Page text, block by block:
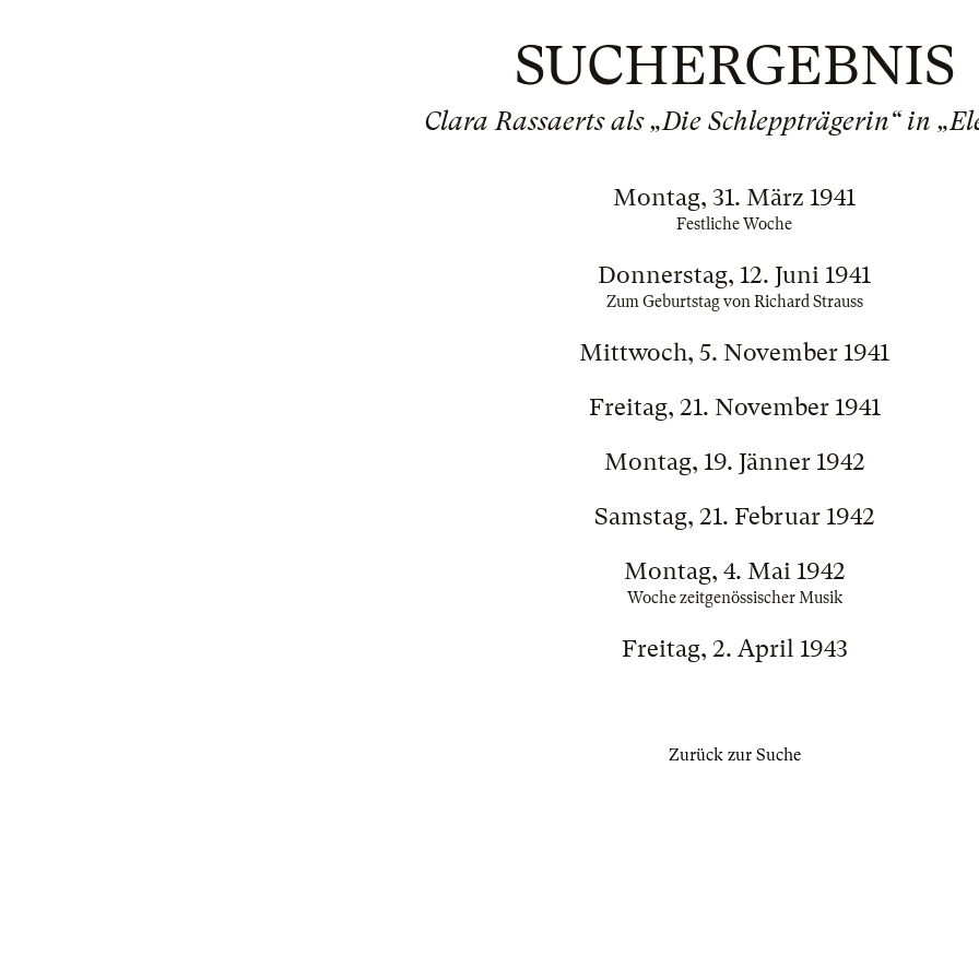
SUCHERGEBNIS
Clara Rassaerts als „Die Schleppträgerin“ in
Montag, 31. März 1941
Festliche Woche
Donnerstag, 12. Juni 1941
Zum Geburtstag von Richard Strauss
Mittwoch, 5. November 1941
Freitag, 21. November 1941
Montag, 19. Jänner 1942
Samstag, 21. Februar 1942
Montag, 4. Mai 1942
Woche zeitgenössischer Musik
Freitag, 2. April 1943
Zurück zur Suche